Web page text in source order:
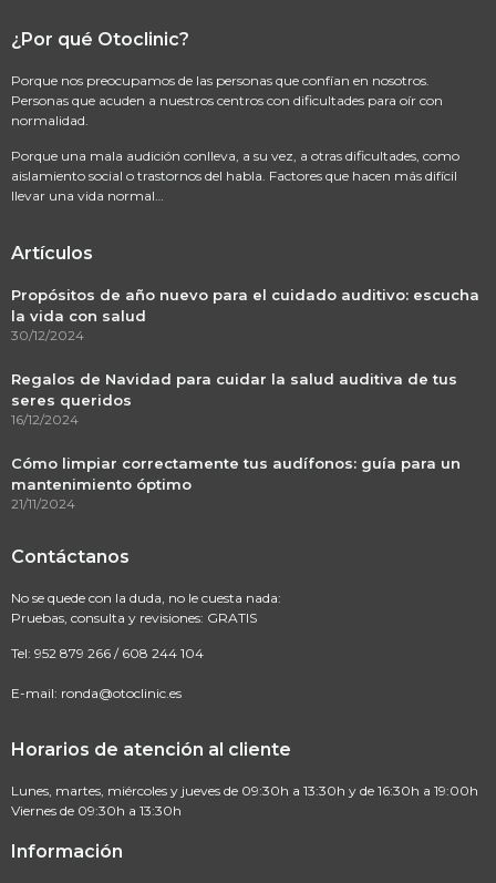
¿Por qué Otoclinic?
Porque nos preocupamos de las personas que confían en nosotros.
Personas que acuden a nuestros centros con dificultades para oír con
normalidad.
Porque una mala audición conlleva, a su vez, a otras dificultades, como
aislamiento social o trastornos del habla. Factores que hacen más difícil
llevar una vida normal…
Artículos
Propósitos de año nuevo para el cuidado auditivo: escucha
la vida con salud
30/12/2024
Regalos de Navidad para cuidar la salud auditiva de tus
seres queridos
16/12/2024
Cómo limpiar correctamente tus audífonos: guía para un
mantenimiento óptimo
21/11/2024
Contáctanos
No se quede con la duda, no le cuesta nada:
Pruebas, consulta y revisiones: GRATIS
Tel: 952 879 266 / 608 244 104
E-mail: ronda@otoclinic.es
Horarios de atención al cliente
Lunes, martes, miércoles y jueves de 09:30h a 13:30h y de 16:30h a 19:00h
Viernes de 09:30h a 13:30h
Información